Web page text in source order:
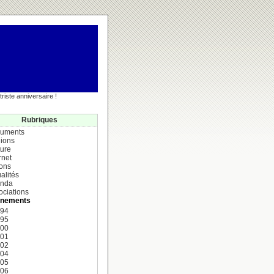
anniversaire !
Rubriques